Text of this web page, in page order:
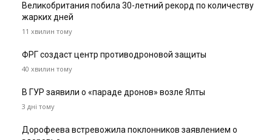
Великобритания побила 30-летний рекорд по количеству
жарких дней
11 хвилин тому
ФРГ создаст центр противодроновой защиты
40 хвилин тому
В ГУР заявили о «параде дронов» возле Ялты
3 дні тому
Дорофеева встревожила поклонников заявлением о